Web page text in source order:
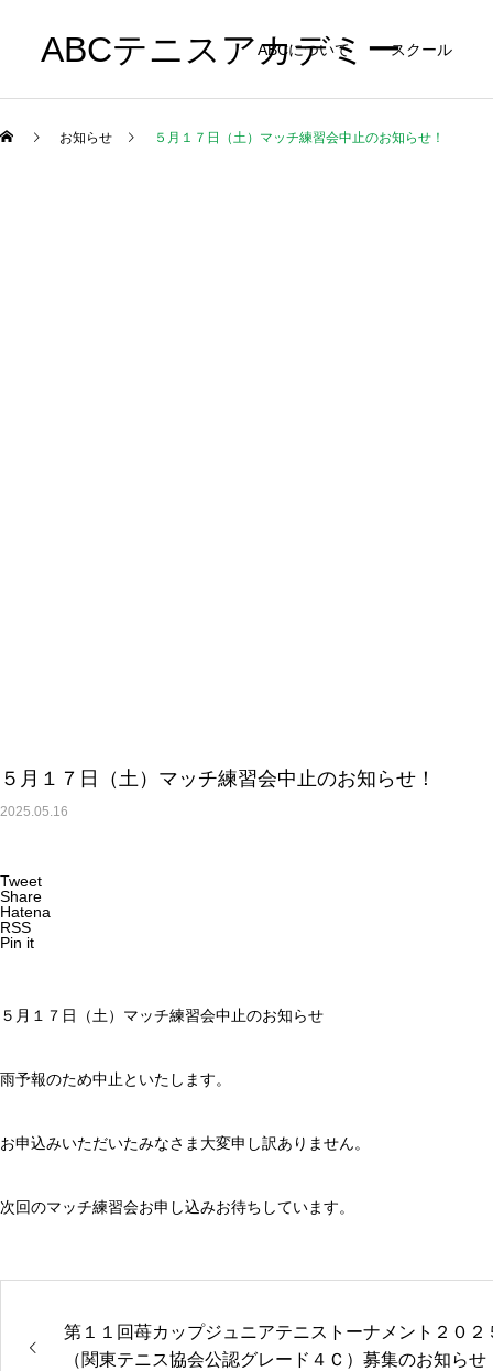
ABCテニスアカデミー
ABCについて スクール
お知らせ ５月１７日（土）マッチ練習会中止のお知らせ！
５月１７日（土）マッチ練習会中止のお知らせ！
2025.05.16
Tweet
Share
Hatena
RSS
Pin it
５月１７日（土）マッチ練習会中止のお知らせ
雨予報のため中止といたします。
お申込みいただいたみなさま大変申し訳ありません。
次回のマッチ練習会お申し込みお待ちしています。
第１１回苺カップジュニアテニストーナメント２０２
（関東テニス協会公認グレード４Ｃ）募集のお知らせ